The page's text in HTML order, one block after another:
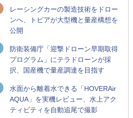
レーシングカーの製造技術をドロー
ンへ、トピアが大型機と量産構想を
公開
防衛装備庁「迎撃ドローン早期取得
プログラム」にテラドローンが採
択、国産機で量産調達を目指す
水面から離着水できる「HOVERAir
AQUA」を実機レビュー、水上アク
ティビティを自動追尾で撮影